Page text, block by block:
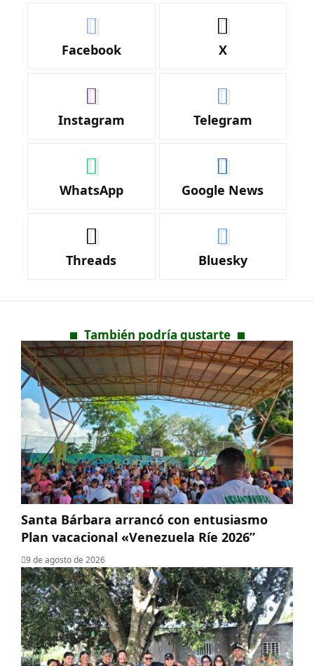
Facebook X
Instagram Telegram
WhatsApp Google News
Threads Bluesky
También podría gustarte
Santa Bárbara arrancó con entusiasmo
Plan vacacional «Venezuela Ríe 2026”
9 de agosto de 2026